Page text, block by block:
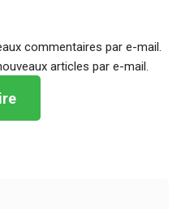
commentaires par e-mail.
articles par e-mail.